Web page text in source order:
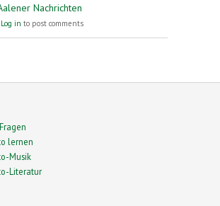
Nachrichten
13 Aalener bei Esperanto-Kongress
Log in to post comments
lernen
Musik
Literatur